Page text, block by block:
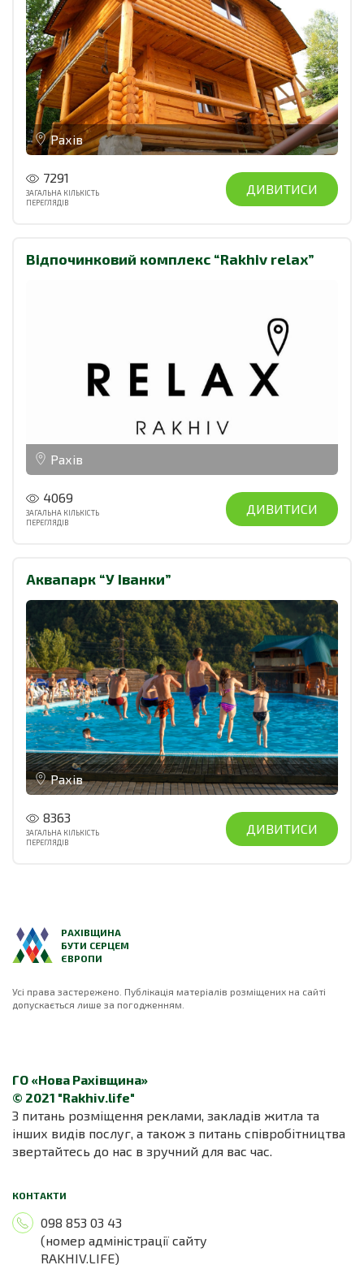
Рахів
7291
ЗАГАЛЬНА КІЛЬКІСТЬ
ПЕРЕГЛЯДІВ
ДИВИТИСИ
Відпочинковий комплекс “Rakhiv relax”
Рахів
4069
ЗАГАЛЬНА КІЛЬКІСТЬ
ПЕРЕГЛЯДІВ
ДИВИТИСИ
Аквапарк “У Іванки”
Рахів
8363
ЗАГАЛЬНА КІЛЬКІСТЬ
ПЕРЕГЛЯДІВ
ДИВИТИСИ
РАХІВЩИНА
БУТИ СЕРЦЕМ
ЄВРОПИ
Усі права застережено. Публікація матеріалів розміщених на сайті
допускається лише за погодженням.
ГО «Нова Рахівщина»
© 2021 "Rakhiv.life"
З питань розміщення реклами, закладів житла та
інших видів послуг, а також з питань співробітництва
звертайтесь до нас в зручний для вас час.
КОНТАКТИ
098 853 03 43
(номер адміністрації сайту
RAKHIV.LIFE)